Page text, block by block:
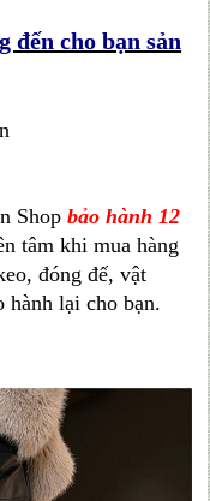
đến cho bạn sản
Shopbảo hành 12
tâm khi mua hàng
đóng đế, vật
hành lại cho bạn.